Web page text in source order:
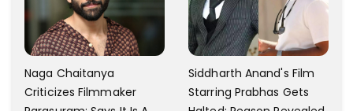
Naga Chaitanya
Criticizes Filmmaker
Siddharth Anand's Film
Starring Prabhas Gets